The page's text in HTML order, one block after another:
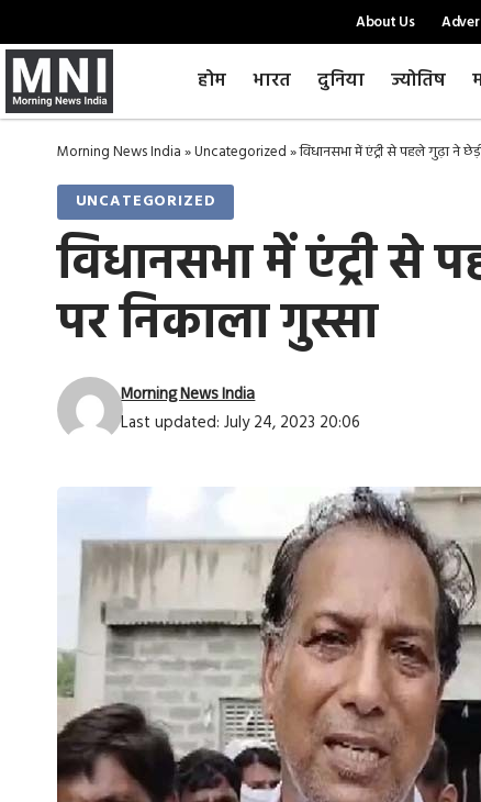
About Us
होम भारत दुनिया ज्योतिष
Morning News India»Uncategorized»विधानसभा में एंट्री से पहले गुढ़ा ने
UNCATEGORIZED
विधानसभा में एंट्री से
पर निकाला गुस्सा
Last updated: July 24, 2023 20:06
Morning News India